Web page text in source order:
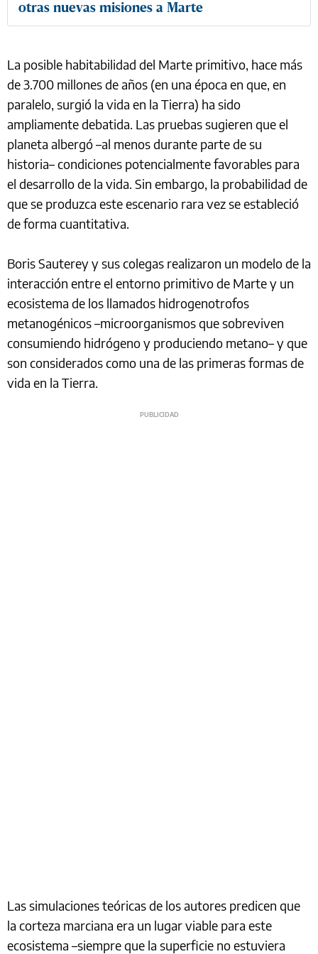
otras nuevas misiones a Marte
La posible habitabilidad del Marte primitivo, hace más
de 3.700 millones de años (en una época en que, en
paralelo, surgió la vida en la Tierra) ha sido
ampliamente debatida. Las pruebas sugieren que el
planeta albergó –al menos durante parte de su
historia– condiciones potencialmente favorables para
el desarrollo de la vida. Sin embargo, la probabilidad de
que se produzca este escenario rara vez se estableció
de forma cuantitativa.
Boris Sauterey y sus colegas realizaron un modelo de la
interacción entre el entorno primitivo de Marte y un
ecosistema de los llamados hidrogenotrofos
metanogénicos –microorganismos que sobreviven
consumiendo hidrógeno y produciendo metano– y que
son considerados como una de las primeras formas de
vida en la Tierra.
Las simulaciones teóricas de los autores predicen que
la corteza marciana era un lugar viable para este
ecosistema –siempre que la superficie no estuviera